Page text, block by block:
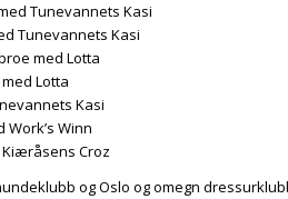
Tunevannets Kasi
Tunevannets Kasi
med Lotta
Lotta
Kasi
Winn
Croz
og Oslo og omegn